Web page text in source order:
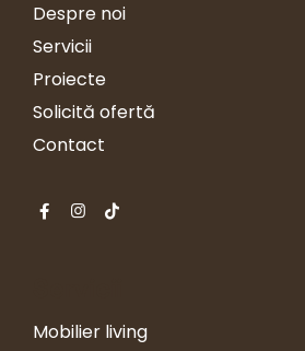
Despre noi
Servicii
Proiecte
Solicită ofertă
Contact
Mobilier living